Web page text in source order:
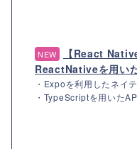
NEW
【React
ReactNativeを用い
・Expoを利用したネイ
・TypeScriptを用いた